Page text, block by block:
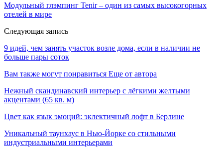
Модульный глэмпинг Tenir – один из самых высокогорных
отелей в мире
Следующая запись
9 идей, чем занять участок возле дома, если в наличии не
больше пары соток
Вам также могут понравиться Еще от автора
Нежный скандинавский интерьер с лёгкими желтыми
акцентами (65 кв. м)
Цвет как язык эмоций: эклектичный лофт в Берлине
Уникальный таунхаус в Нью-Йорке со стильными
индустриальными интерьерами